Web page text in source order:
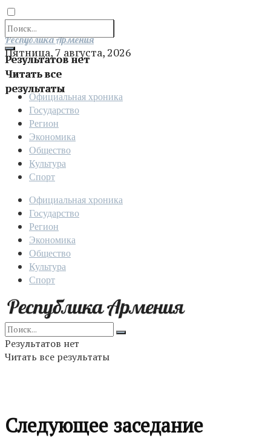
Результатов нет
Читать все
результаты
Отправить
Республика Армения
Пятница, 7 августа, 2026
Официальная хроника
Государство
Регион
Экономика
Общество
Культура
Спорт
Официальная хроника
Государство
Регион
Экономика
Общество
Культура
Спорт
Результатов нет
Читать все результаты
Следующее заседание